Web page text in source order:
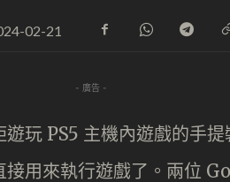
02-21
- 廣告 -
遊玩 PS5 主機內遊戲的
用來執行遊戲了。兩位